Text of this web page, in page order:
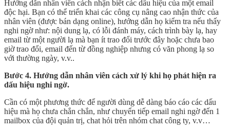
Hướng dẫn nhân viên cách nhận biết các dấu hiệu của một email
độc hại. Bạn có thể triển khai các công cụ nâng cao nhận thức của
nhân viên (được bán dạng online), hướng dẫn họ kiểm tra nếu thấy
nghi ngờ như: nội dung lạ, có lỗi đánh máy, cách trình bày lạ, hay
email từ một người lạ mà bạn ít trao đổi trước đây hoặc chưa bao
giờ trao đổi, email đến từ đồng nghiệp nhưng có văn phong lạ so
với thường ngày, v.v..
Bước 4. Hướng dẫn nhân viên cách xử lý khi họ phát hiện ra
dấu hiệu nghi ngờ.
Cần có một phương thức để người dùng dễ dàng báo cáo các dấu
hiệu mà họ chưa chắn chắn, như chuyển tiếp email nghi ngờ đến 1
mailbox của đội quản trị, chat hỏi trên nhóm chat công ty, v.v…